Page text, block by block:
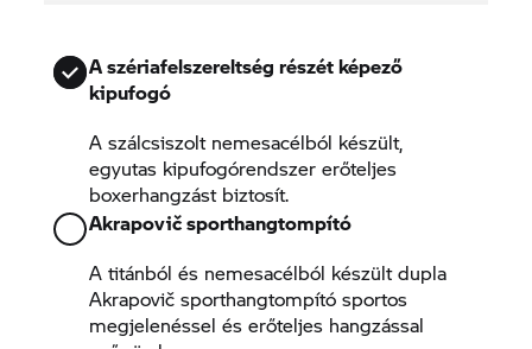
A szériafelszereltség részét képező
kipufogó
A szálcsiszolt nemesacélból készült,
egyutas kipufogórendszer erőteljes
boxerhangzást biztosít.
Akrapovič sporthangtompító
A titánból és nemesacélból készült dupla
Akrapovič sporthangtompító sportos
megjelenéssel és erőteljes hangzással